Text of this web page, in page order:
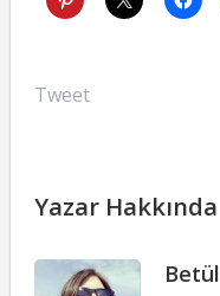
Tweet
Yazar Hakkında
Betül